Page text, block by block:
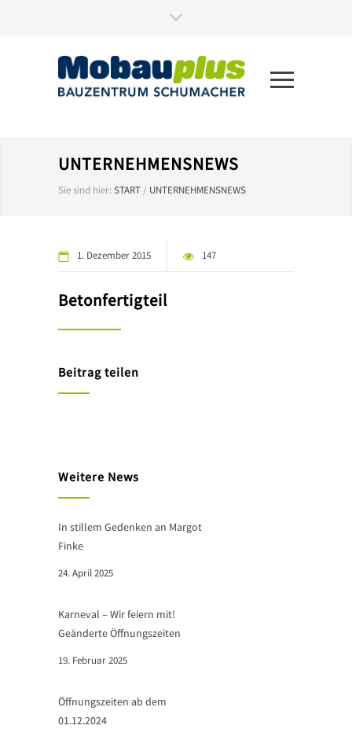
UNTERNEHMENSNEWS
Sie sind hier:START / UNTERNEHMENSNEWS
1. Dezember 2015 147
Betonfertigteil
Beitrag teilen
Weitere News
In stillem Gedenken an Margot
Finke
24. April 2025
Karneval – Wir feiern mit!
Geänderte Öffnungszeiten
19. Februar 2025
Öffnungszeiten ab dem
01.12.2024